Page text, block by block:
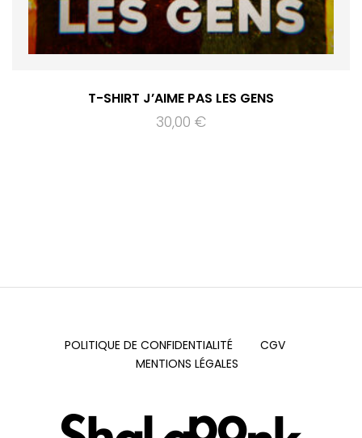
T-SHIRT J’AIME PAS LES GENS
30,00 €
POLITIQUE DE CONFIDENTIALITÉ
CGV
MENTIONS LÉGALES